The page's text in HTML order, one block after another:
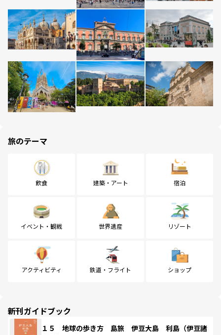
旅のテーマ
飲食 建築・アート 宿泊
イベント・観戦 世界遺産 リゾート
アクティビティ 鉄道・フライト ショップ
新刊ガイドブック
１５ 地球の歩き方 島旅 伊豆大島 利島（伊豆諸